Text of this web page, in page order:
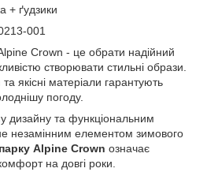
+ ґудзики
001
Crown - це обрати надійний
створювати стильні образи.
якісні матеріали гарантують
погоду.
дизайну та функціональним
незамінним елементом зимового
Alpine Crown означає
на довгі роки.